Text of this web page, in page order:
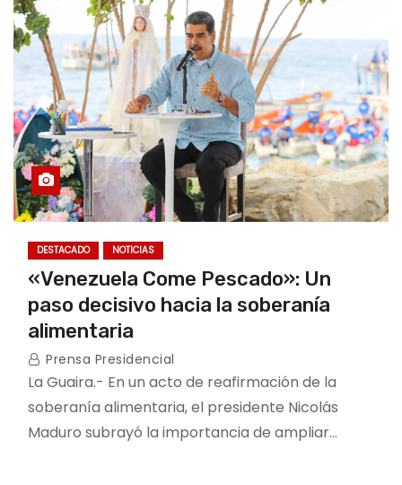
DESTACADO NOTICIAS
«Venezuela Come Pescado»: Un
paso decisivo hacia la soberanía
alimentaria
Prensa Presidencial
La Guaira.- En un acto de reafirmación de la
soberanía alimentaria, el presidente Nicolás
Maduro subrayó la importancia de ampliar…